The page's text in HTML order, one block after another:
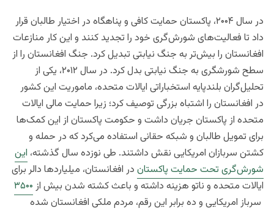
در سال ۲۰۰۴، پاکستان حمایت کافی و پناهگاه در اختیار طالبان قرار
داد تا فعالیت‌های شورش‌گری خود را تجدید کنند و این کار منازعات
افغانستان را بیش‌تر به جنگ نیابتی تبدیل کرد. جنگ افغانستان را از
سطح شورشگری به جنگ نیابتی بدل کرد. در سال ۲۰۱۲، یکی از
تحلیل‌گران بلندپایه استخباراتی ایالات متحده، ماموریت این کشور
در افغانستان را اشتباه بزرگی توصیف کرد؛ زیرا حمایت مالی ایالات
متحده از پاکستان جریان داشت و حکومت پاکستان از این کمک‌ها
برای تمویل طالبان و شبکه حقانی استفاده می‌کرد که در حمله و
کشتن سربازان امریکایی نقش داشتند. طی نوزده سال گذشته، این
شورش‌گری تحت حمایت پاکستان در افغانستان، میلیاردها دالر برای
ایالات متحده و ناتو هزینه داشته و باعث کشته شدن بیش از ۳۵۰۰
سرباز امریکایی و ده برابر این رقم، مردم ملکی افغانستان شده